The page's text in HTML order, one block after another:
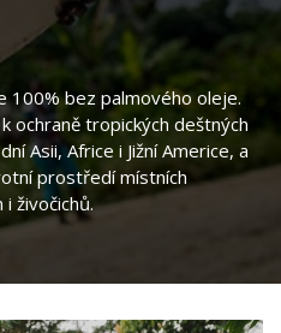
100% bez palmového oleje.
ochraně tropických deštných
Asii, Africe i Jižní Americe, a
prostředí místních
živočichů.